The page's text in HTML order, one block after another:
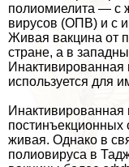
полиомиелита — с
вирусов (ОПВ) и с
Живая вакцина от
стране, а в
Инактивированная
используется для
постинъекционных
живая. Однако в
полиовируса в